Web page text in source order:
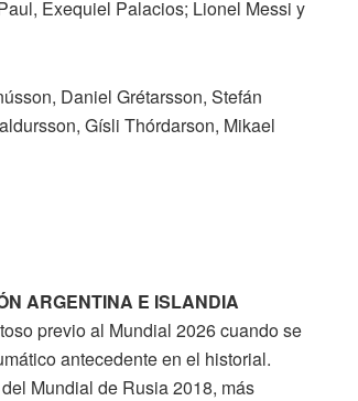
Exequiel Palacios; Lionel Messi y
Daniel Grétarsson, Stefán
Gísli Thórdarson, Mikael
ARGENTINA E ISLANDIA
previo al Mundial 2026 cuando se
antecedente en el historial.
Mundial de Rusia 2018, más